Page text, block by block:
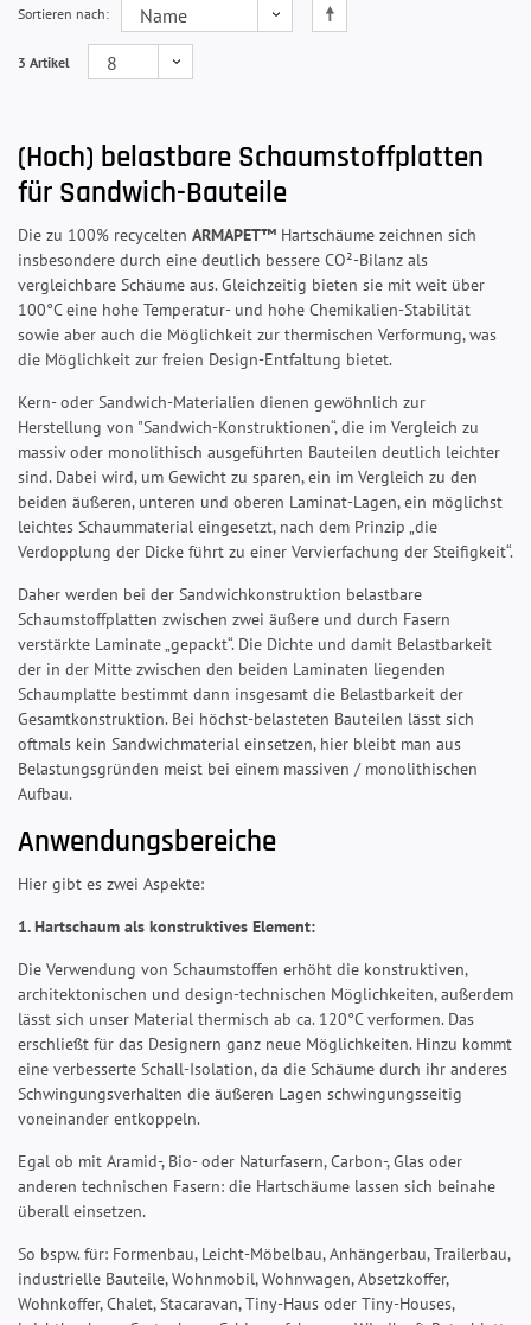
Sortieren nach
3 Artikel
(Hoch) belastbare Schaumstoffplatten
für Sandwich-Bauteile
Die zu 100% recycelten ARMAPET™ Hartschäume zeichnen sich
insbesondere durch eine deutlich bessere CO²-Bilanz als
vergleichbare Schäume aus. Gleichzeitig bieten sie mit weit über
100°C eine hohe Temperatur- und hohe Chemikalien-Stabilität
sowie aber auch die Möglichkeit zur thermischen Verformung, was
die Möglichkeit zur freien Design-Entfaltung bietet.
Kern- oder Sandwich-Materialien dienen gewöhnlich zur
Herstellung von "Sandwich-Konstruktionen“, die im Vergleich zu
massiv oder monolithisch ausgeführten Bauteilen deutlich leichter
sind. Dabei wird, um Gewicht zu sparen, ein im Vergleich zu den
beiden äußeren, unteren und oberen Laminat-Lagen, ein möglichst
leichtes Schaummaterial eingesetzt, nach dem Prinzip „die
Verdopplung der Dicke führt zu einer Vervierfachung der Steifigkeit“.
Daher werden bei der Sandwichkonstruktion belastbare
Schaumstoffplatten zwischen zwei äußere und durch Fasern
verstärkte Laminate „gepackt“. Die Dichte und damit Belastbarkeit
der in der Mitte zwischen den beiden Laminaten liegenden
Schaumplatte bestimmt dann insgesamt die Belastbarkeit der
Gesamtkonstruktion. Bei höchst-belasteten Bauteilen lässt sich
oftmals kein Sandwichmaterial einsetzen, hier bleibt man aus
Belastungsgründen meist bei einem massiven / monolithischen
Aufbau.
Anwendungsbereiche
Hier gibt es zwei Aspekte:
1. Hartschaum als konstruktives Element:
Die Verwendung von Schaumstoffen erhöht die konstruktiven,
architektonischen und design-technischen Möglichkeiten, außerdem
lässt sich unser Material thermisch ab ca. 120°C verformen. Das
erschließt für das Designern ganz neue Möglichkeiten. Hinzu kommt
eine verbesserte Schall-Isolation, da die Schäume durch ihr anderes
Schwingungsverhalten die äußeren Lagen schwingungsseitig
voneinander entkoppeln.
Egal ob mit Aramid-, Bio- oder Naturfasern, Carbon-, Glas oder
anderen technischen Fasern: die Hartschäume lassen sich beinahe
überall einsetzen.
So bspw. für: Formenbau, Leicht-Möbelbau, Anhängerbau, Trailerbau,
industrielle Bauteile, Wohnmobil, Wohnwagen, Absetzkoffer,
Wohnkoffer, Chalet, Stacaravan, Tiny-Haus oder Tiny-Houses,